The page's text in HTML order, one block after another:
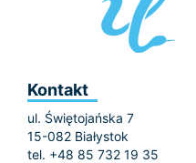
Kontakt
ul. Świętojańska 7
15-082 Białystok
tel. +48 85 732 19 35